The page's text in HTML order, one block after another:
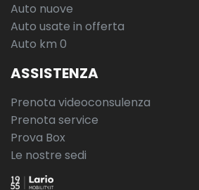
Auto nuove
Auto usate in offerta
Auto km 0
ASSISTENZA
Prenota videoconsulenza
Prenota service
Prova Box
Le nostre sedi